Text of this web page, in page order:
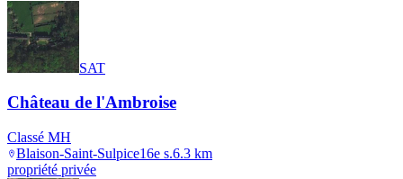
SAT
Château de l'Ambroise
Classé MH
Blaison-Saint-Sulpice16e s.6.3 km
propriété privée